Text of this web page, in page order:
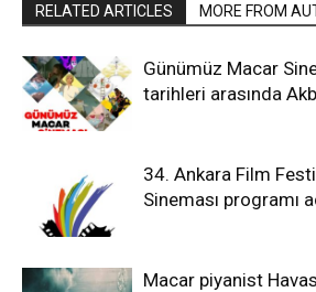
RELATED ARTICLES MORE FROM
Günümüz Macar
tarihleri arasında
34. Ankara Film
Sineması programı
Macar piyanist